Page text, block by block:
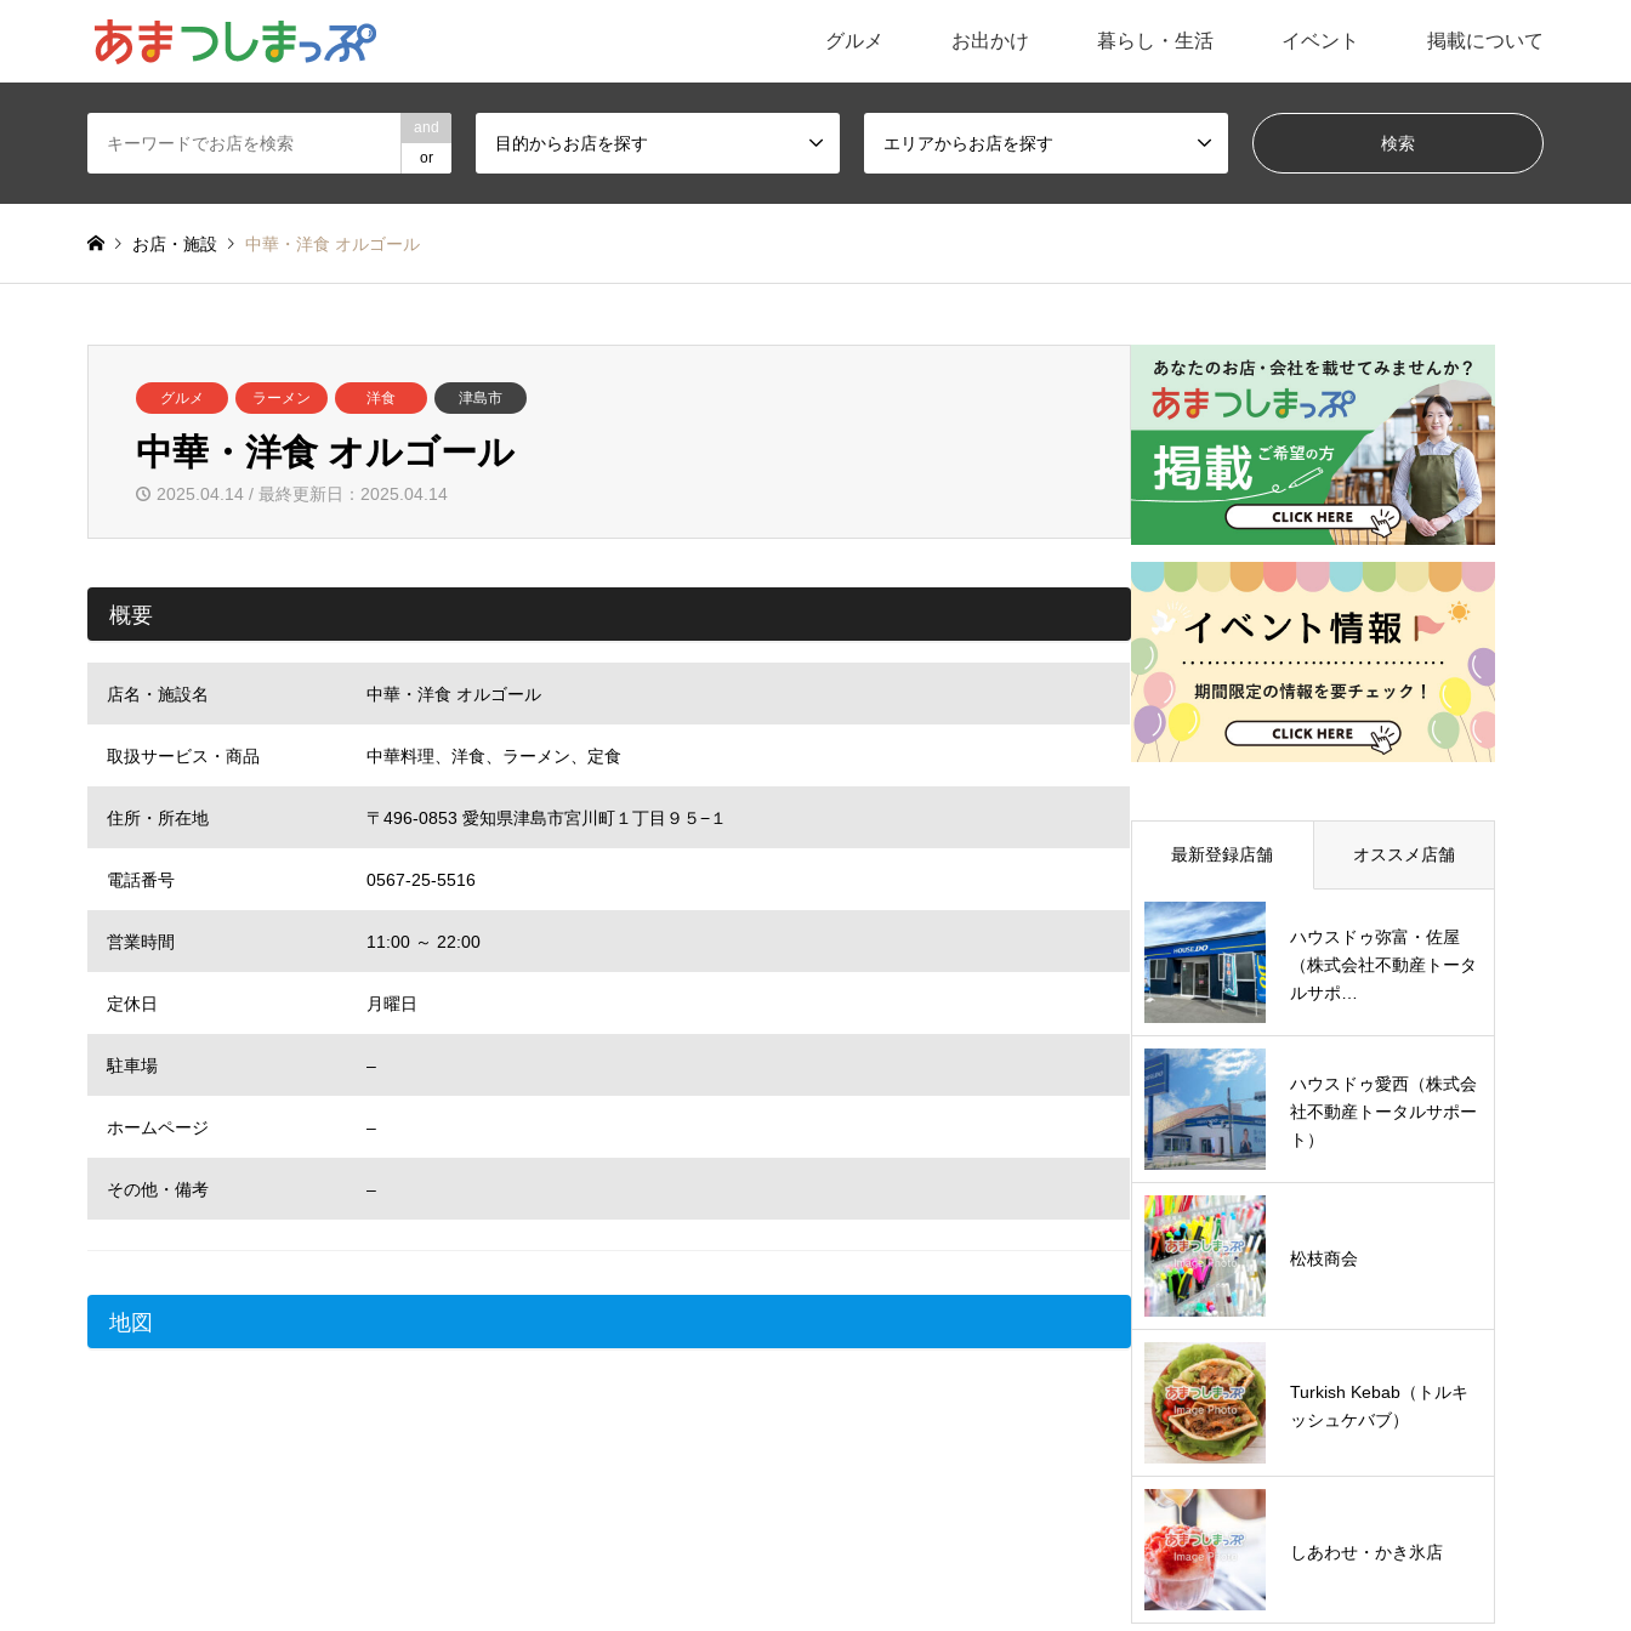
グルメ お出かけ 暮らし・生活 イベント 掲載について
and
or
目的からお店を探す エリアからお店を探す
お店・施設 中華・洋食 オルゴール
グルメ ラーメン 洋食 津島市
中華・洋食 オルゴール
2025.04.14 / 最終更新日：2025.04.14
概要
店名・施設名 中華・洋食 オルゴール
取扱サービス・商品 中華料理、洋食、ラーメン、定食
住所・所在地 〒496-0853 愛知県津島市宮川町１丁目９５−１
電話番号 0567-25-5516
営業時間 11:00 ～ 22:00
定休日 月曜日
駐車場 –
ホームページ –
その他・備考 –
地図
最新登録店舗 オススメ店舗
ハウスドゥ弥富・佐屋
（株式会社不動産トータ
ルサポ…
ハウスドゥ愛西（株式会
社不動産トータルサポー
ト）
松枝商会
Turkish Kebab（トルキ
ッシュケバブ）
しあわせ・かき氷店